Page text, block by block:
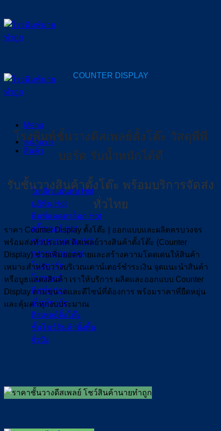
content
Menu
หน้าแรก
สินค้า
ใบปลิวแผ่นพับ
ปฏิทิน
พิมพ์แคตตาล็อก
สติ๊กเกอร์
กล่องกระดาษ
ถุงกระดาษ
โปสการ์ด
โปสเตอร์
พิมพ์คูปอง
เต็นท์การ์ด
ดิสเพลย์ตั้งโต๊ะ
ชั้นโชว์สินค้าตั้งพื้น
จั่วปัง
COUNTER DISPLAY
โรงพิมพ์ชั้นวางดิสเพลย์ตั้งโต๊ะ วัสดุพีพี
บอร์ด รับน้ำหนักได้ดี
รับชั้นวางสินค้าตั้งโต๊ะ พร้อมบริการจัดส่ง
ทั่วไทย
ราคา Counter Display ตั้งโต๊ะ | ออกแบบและผลิตครบวงจร
พร้อมส่งทั่วประเทศ ดิสเพลย์วางสินค้าตั้งโต๊ะ (Counter
Display) ช่วยเพิ่มยอดขายและสร้างความโดดเด่นให้สินค้า
เหมาะสำหรับวางบริเวณเคาน์เตอร์ชำระเงิน จุดแนะนำสินค้า
หรือบูธแสดงสินค้า เราให้บริการ ผลิตและออกแบบ Counter
Display ตามขนาดและดีไซน์ที่ต้องการ พร้อมราคาที่ยืดหยุ่น
และคุ้มค่าทุกงบประมาณ